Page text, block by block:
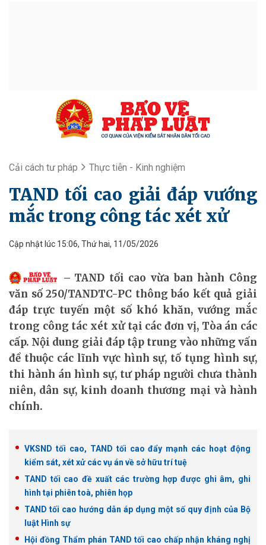
Cải cách tư pháp Thực tiễn - Kinh nghiệm
TAND tối cao giải đáp vướng
mắc trong công tác xét xử
Cập nhật lúc 15:06, Thứ hai, 11/05/2026
TAND tối cao vừa ban hành Công
văn số 250/TANDTC-PC thông báo kết quả giải
đáp trực tuyến một số khó khăn, vướng mắc
trong công tác xét xử tại các đơn vị, Tòa án các
cấp. Nội dung giải đáp tập trung vào những vấn
đề thuộc các lĩnh vực hình sự, tố tụng hình sự,
thi hành án hình sự, tư pháp người chưa thành
niên, dân sự, kinh doanh thương mại và hành
chính.
VKSND tối cao, TAND tối cao đẩy mạnh các hoạt động
kiểm sát, xét xử các vụ án về sở hữu trí tuệ
TAND tối cao đề xuất các trường hợp được ghi âm, ghi
hình tại phiên toà, phiên họp
TAND tối cao hướng dẫn áp dụng một số quy định của Bộ
luật Hình sự
Hội đồng Thẩm phán TAND tối cao chấp nhận kháng nghị